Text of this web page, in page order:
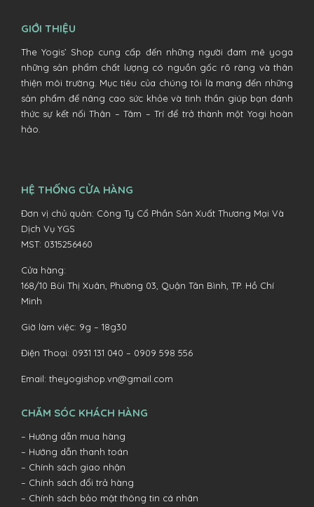
GIỚI THIỆU
The Yogis’ Shop cung cấp đến những người đam mê yoga
những sản phẩm chất lượng có nguồn gốc rõ ràng và thân
thiện môi trường. Mục tiêu của chúng tôi là mang đến những
sản phẩm để nâng cao sức khỏe và tinh thần giúp bạn đánh
thức sự kết nối Thân – Tâm – Trí để trở thành một Yogi hoàn
hảo.
HỆ THỐNG CỬA HÀNG
Đơn vị chủ quản: Công Ty Cổ Phần Sản Xuất Thương Mại Và
Dịch Vụ YGS
MST: 0315256460
Cửa hàng:
168/10 Bùi Thị Xuân, Phường 03, Quận Tân Bình, TP. Hồ Chí
Minh
Giờ làm việc: 9g – 18g30
Điện Thoại: 0931 131 040 – 0909 598 556
Email: theyogishop.vn@gmail.com
CHĂM SÓC KHÁCH HÀNG
– Hướng dẫn mua hàng
– Hướng dẫn thanh toán
– Chính sách giao nhận
– Chính sách đổi trả hàng
– Chính sách bảo mật thông tin cá nhân